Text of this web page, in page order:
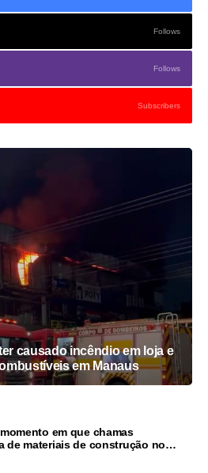
Follows
Follows
Subscribers
causado incêndio em loja e
em Manaus
em que chamas
de materiais de construção no